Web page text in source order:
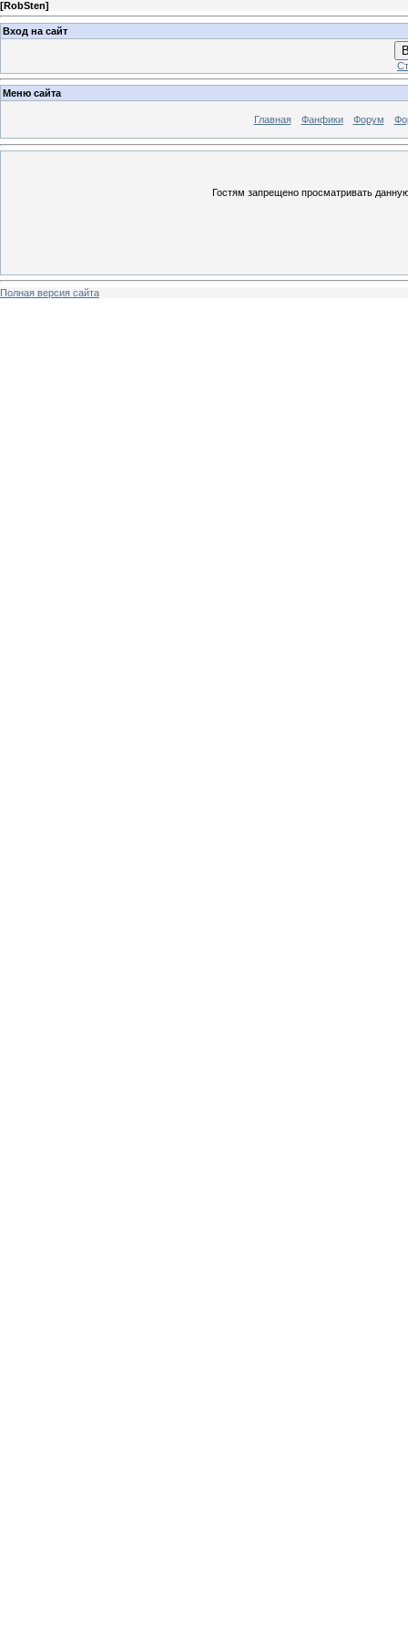
[RobSten]
Вход на сайт
Меню сайта
Главная Фанфики Форум
Гостям запрещено просматривать
Полная версия сайта